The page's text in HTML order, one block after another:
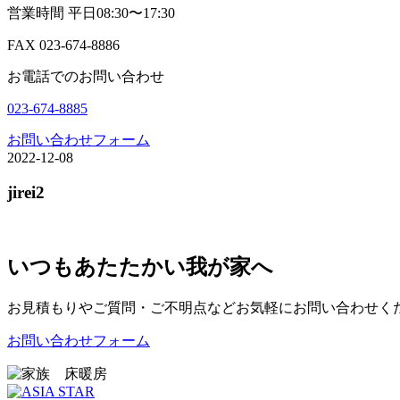
営業時間 平日08:30〜17:30
FAX 023-674-8886
お電話でのお問い合わせ
023-674-8885
お問い合わせフォーム
2022-12-08
jirei2
いつもあたたかい我が家へ
お見積もりやご質問・ご不明点などお気軽にお問い合わせく
お問い合わせフォーム